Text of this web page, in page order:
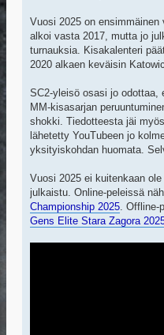
Vuosi 2025 on
alkoi vasta 2017, mutta jo
turnauksia. Kisakalenteri
2020 alkaen keväisin
SC2-yleisö osasi jo odottaa,
MM-kisasarjan
shokki. Tiedotteesta jäi
lähetetty YouTubeen jo
yksityiskohdan huomata.
Vuosi 2025 ei kuitenkaan
julkaistu. Online-peleissä
Championship 2025 .
Gens Elite Stara Zagora